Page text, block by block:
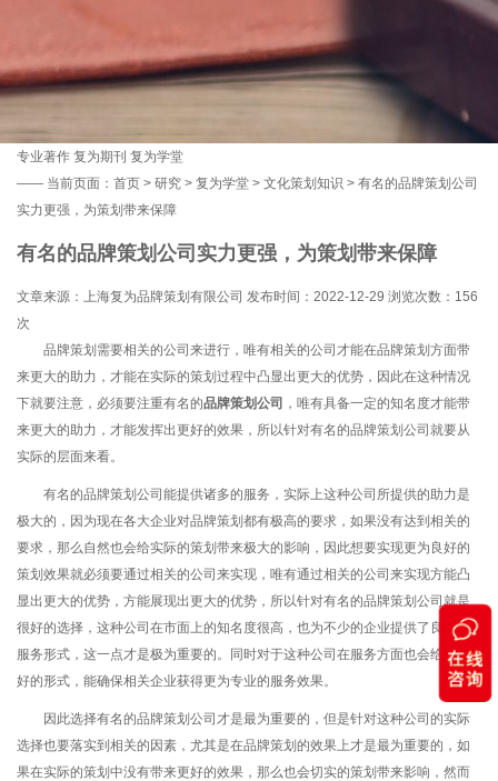
专业著作 复为期刊 复为学堂
—— 当前页面： 首页 > 研究 > 复为学堂 > 文化策划知识 > 有名的品牌策划公司
实力更强，为策划带来保障
有名的品牌策划公司实力更强，为策划带来保障
文章来源：上海复为品牌策划有限公司 发布时间：2022-12-29 浏览次数： 156
次
品牌策划需要相关的公司来进行，唯有相关的公司才能在品牌策划方面带
来更大的助力，才能在实际的策划过程中凸显出更大的优势，因此在这种情况
下就要注意，必须要注重有名的品牌策划公司 ，唯有具备一定的知名度才能带
来更大的助力，才能发挥出更好的效果，所以针对有名的品牌策划公司就要从
实际的层面来看。
有名的品牌策划公司能提供诸多的服务，实际上这种公司所提供的助力是
极大的，因为现在各大企业对品牌策划都有极高的要求，如果没有达到相关的
要求，那么自然也会给实际的策划带来极大的影响，因此想要实现更为良好的
策划效果就必须要通过相关的公司来实现，唯有通过相关的公司来实现方能凸
显出更大的优势，方能展现出更大的优势，所以针对有名的品牌策划公司就是
很好的选择，这种公司在市面上的知名度很高，也为不少的企业提供了良好的
服务形式，这一点才是极为重要的。同时对于这种公司在服务方面也会给予更
好的形式，能确保相关企业获得更为专业的服务效果。
因此选择有名的品牌策划公司才是最为重要的，但是针对这种公司的实际
选择也要落实到相关的因素，尤其是在品牌策划的效果上才是最为重要的，如
果在实际的策划中没有带来更好的效果，那么也会切实的策划带来影响，然而